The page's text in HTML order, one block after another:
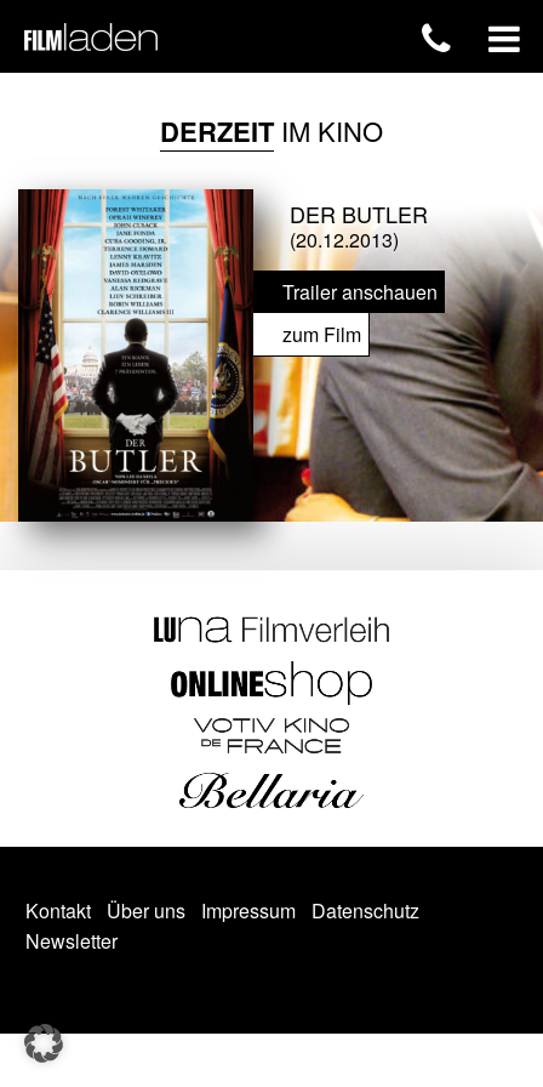
DERZEITIM KINO
DER BUTLER
(20.12.2013)
Trailer anschauen
zum Film
Kontakt Über uns Impressum
Datenschutz
Newsletter